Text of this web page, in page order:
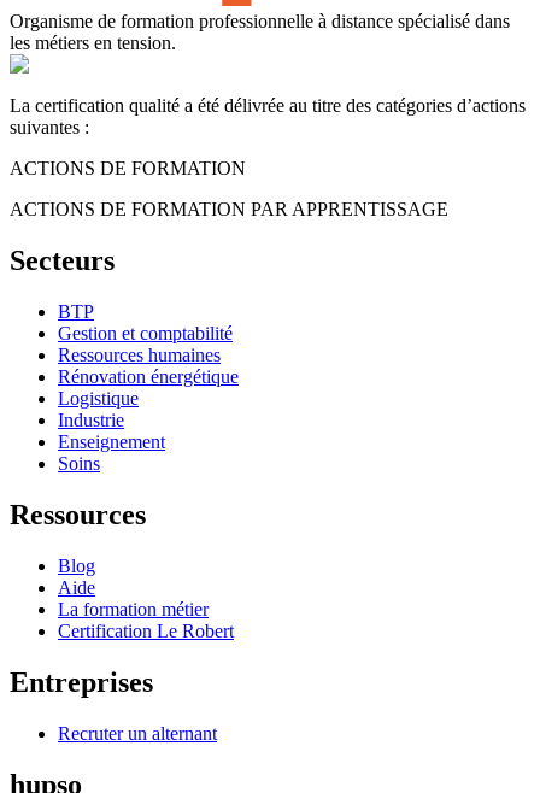
Organisme de formation professionnelle à distance spécialisé dans
les métiers en tension.
La certification qualité a été délivrée au titre des catégories d’actions
suivantes :
ACTIONS DE FORMATION
ACTIONS DE FORMATION PAR APPRENTISSAGE
Secteurs
BTP
Gestion et comptabilité
Ressources humaines
Rénovation énergétique
Logistique
Industrie
Enseignement
Soins
Ressources
Blog
Aide
La formation métier
Certification Le Robert
Entreprises
Recruter un alternant
hupso